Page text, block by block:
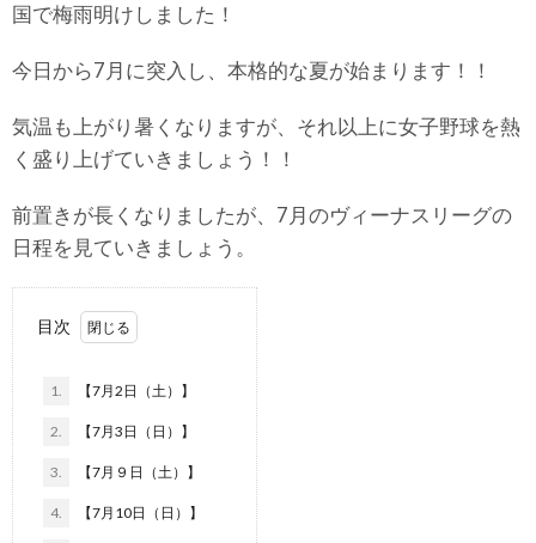
国で梅雨明けしました！
今日から7月に突入し、本格的な夏が始まります！！
気温も上がり暑くなりますが、それ以上に女子野球を熱
く盛り上げていきましょう！！
前置きが長くなりましたが、7月のヴィーナスリーグの
日程を見ていきましょう。
目次
1. 【7月2日（土）】
2. 【7月3日（日）】
3. 【7月９日（土）】
4. 【7月10日（日）】